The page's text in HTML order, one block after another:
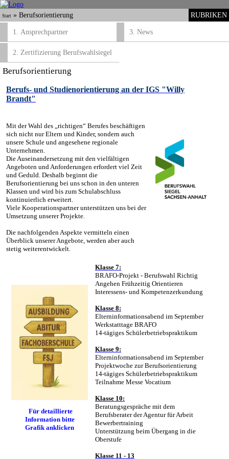
RUBRIKEN
Start » Berufsorientierung
1. Ansprechpartner
2. Zertifizierung Berufswahlsiegel
3. News
Berufsorientierung
Berufs- und Studienorientierung an der IGS "Willy
Brandt"
Mit der Wahl des „richtigen“ Berufes beschäftigen
sich nicht nur Eltern und Kinder, sondern auch
unsere Schule und angesehene regionale
Unternehmen.
Die Auseinandersetzung mit den vielfältigen
Angeboten und Anforderungen erfordert viel Zeit
und Geduld. Deshalb beginnt die
Berufsorientierung bei uns schon in den unteren
Klassen und wird bis zum Schulabschluss
kontinuierlich erweitert.
Viele Kooperationspartner unterstützen uns bei der
Umsetzung unserer Projekte.
Die nachfolgenden Aspekte vermitteln einen
Überblick unserer Angebote, werden aber auch
stetig weiterentwickelt.
Für detaillierte
Information bitte
Grafik anklicken
Klasse 7:
BRAFO-Projekt - Berufswahl Richtig
Angehen Frühzeitig Orientieren
Interessens- und Kompetenzerkundung
Klasse 8:
Elterninformationsabend im September
Werkstatttage BRAFO
14-tägiges Schülerbetriebspraktikum
Klasse 9:
Elterninformationsabend im September
Projektwoche zur Berufsorientierung
14-tägiges Schülerbetriebspraktikum
Teilnahme Messe Vocatium
Klasse 10:
Beratungsgespräche mit dem
Berufsberater der Agentur für Arbeit
Bewerbertraining
Unterstützung beim Übergang in die
Oberstufe
Klasse 11 - 13